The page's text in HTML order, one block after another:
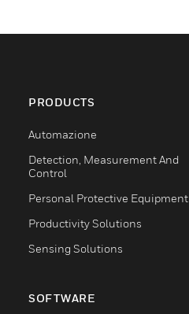
PRODUCTS
Automazione
Detection, Measurement And
Control
Personal Protective Equipment
Productivity Solutions
Sensing Solutions
SOFTWARE